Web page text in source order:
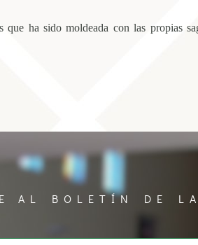
ha sido moldeada con las propias
AL BOLETÍN DE